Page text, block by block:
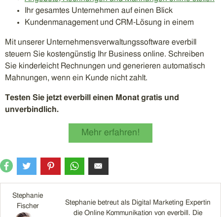
Ihr gesamtes Unternehmen auf einen Blick
Kundenmanagement und CRM-Lösung in einem
Mit unserer Unternehmensverwaltungssoftware everbill
steuern Sie kostengünstig Ihr Business online. Schreiben
Sie kinderleicht Rechnungen und generieren automatisch
Mahnungen, wenn ein Kunde nicht zahlt.
Testen Sie jetzt everbill einen Monat gratis und
unverbindlich.
Mehr erfahren!
Stephanie
Fischer
Stephanie betreut als Digital Marketing Expertin
die Online Kommunikation von everbill. Die